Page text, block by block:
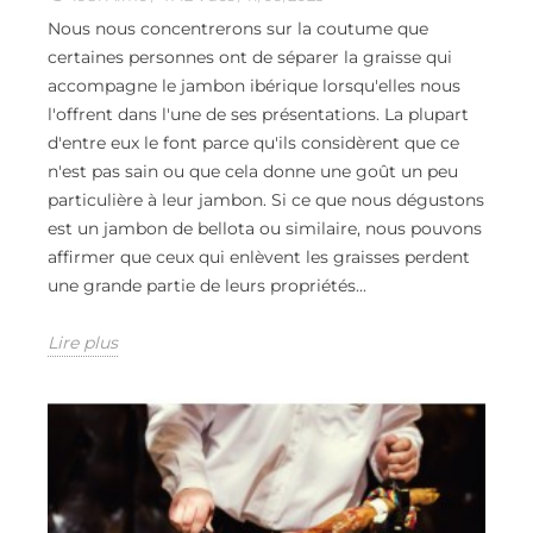
Nous nous concentrerons sur la coutume que
certaines personnes ont de séparer la graisse qui
accompagne le jambon ibérique lorsqu'elles nous
l'offrent dans l'une de ses présentations. La plupart
d'entre eux le font parce qu'ils considèrent que ce
n'est pas sain ou que cela donne une goût un peu
particulière à leur jambon. Si ce que nous dégustons
est un jambon de bellota ou similaire, nous pouvons
affirmer que ceux qui enlèvent les graisses perdent
une grande partie de leurs propriétés...
Lire plus